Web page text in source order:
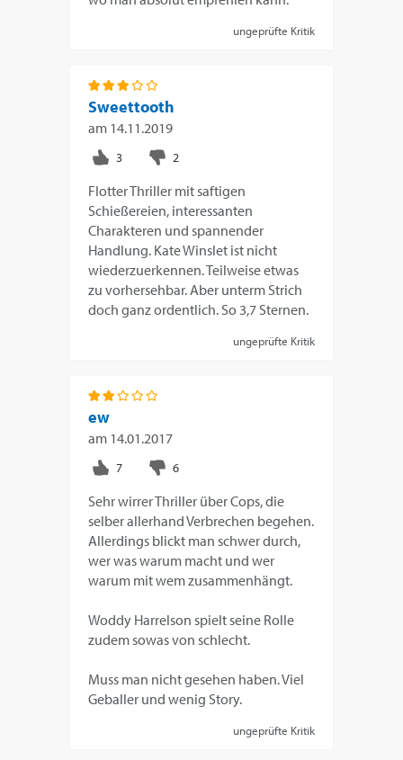
ungeprüfte Kritik
Sweettooth
am 14.11.2019
Flotter Thriller mit saftigen
Schießereien, interessanten
Charakteren und spannender
Handlung. Kate Winslet ist nicht
wiederzuerkennen. Teilweise etwas
zu vorhersehbar. Aber unterm Strich
doch ganz ordentlich. So 3,7 Sternen.
ungeprüfte Kritik
ew
am 14.01.2017
Sehr wirrer Thriller über Cops, die
selber allerhand Verbrechen begehen.
Allerdings blickt man schwer durch,
wer was warum macht und wer
warum mit wem zusammenhängt.
Woddy Harrelson spielt seine Rolle
zudem sowas von schlecht.
Muss man nicht gesehen haben. Viel
Geballer und wenig Story.
ungeprüfte Kritik